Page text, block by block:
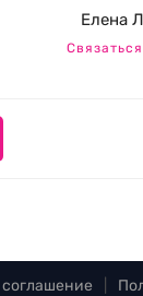
Елена
соглашение